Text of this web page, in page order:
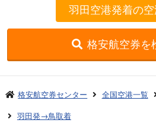
羽田空港発着の
格安航空券を
格安航空券センター 全国空港一覧
羽田発→鳥取着